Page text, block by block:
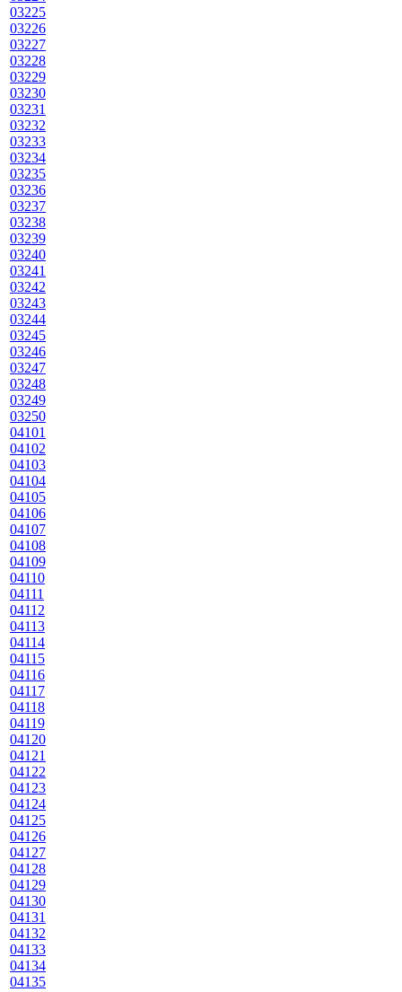
03225
03226
03227
03228
03229
03230
03231
03232
03233
03234
03235
03236
03237
03238
03239
03240
03241
03242
03243
03244
03245
03246
03247
03248
03249
03250
04101
04102
04103
04104
04105
04106
04107
04108
04109
04110
04111
04112
04113
04114
04115
04116
04117
04118
04119
04120
04121
04122
04123
04124
04125
04126
04127
04128
04129
04130
04131
04132
04133
04134
04135